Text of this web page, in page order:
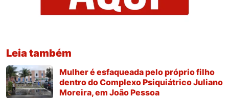
Leia também
Mulher é esfaqueada pelo próprio filho
dentro do Complexo Psiquiátrico Juliano
Moreira, em João Pessoa